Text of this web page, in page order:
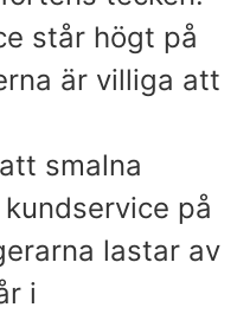
står högt på
är villiga att
smalna
på
lastar av
i